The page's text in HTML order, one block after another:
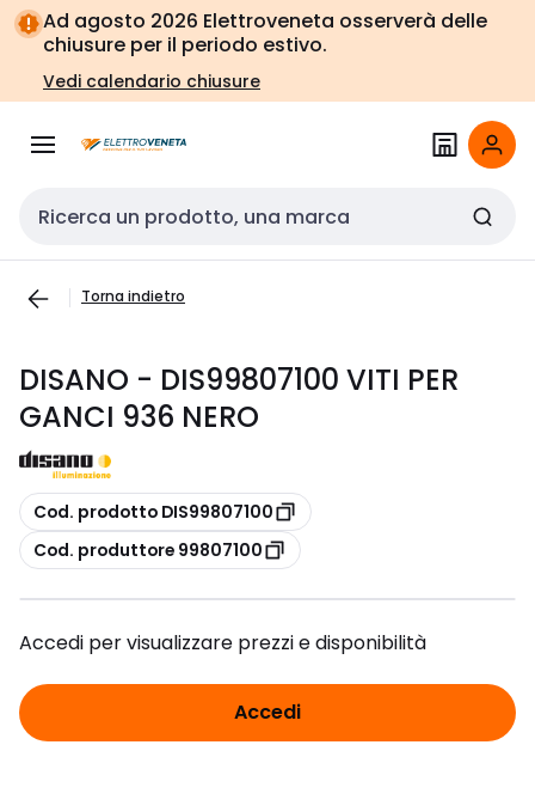
Vai alla
navigazione
Vai
alla
pagina
Ad agosto 2026 Elettroveneta osserverà delle
chiusure per il periodo estivo.
Vedi calendario chiusure
Cerca input
Torna indietro
DISANO - DIS99807100 VITI PER
GANCI 936 NERO
copia
Cod. prodotto DIS99807100
copia
Cod. produttore 99807100
Accedi per visualizzare prezzi e disponibilità
Accedi